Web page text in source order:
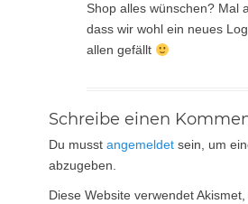
Shop alles wünschen? Mal
dass wir wohl ein neues
allen gefällt
Schreibe einen
Du musst angemeldet sein, um
abzugeben.
Diese Website verwendet